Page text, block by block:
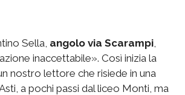
Sella, angolo via Scarampi,
inaccettabile». Così inizia la
nostro lettore che risiede in una
a pochi passi dal liceo Monti, ma